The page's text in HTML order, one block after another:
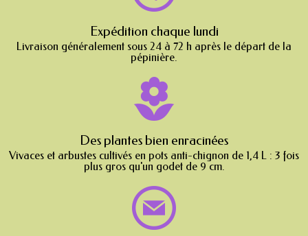
Expédition chaque lundi
Livraison généralement sous 24 à 72 h après le départ de la
pépinière.
Des plantes bien enracinées
Vivaces et arbustes cultivés en pots anti-chignon de 1,4 L : 3 fois
plus gros qu'un godet de 9 cm.